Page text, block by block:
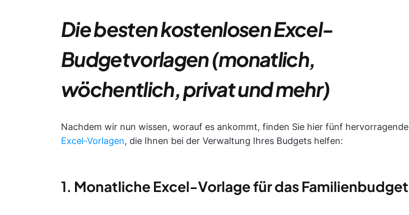
Die bestenkostenlosen Excel-
Budgetvorlagen(monatlich,
wöchentlich, privat und mehr)
Nachdem wir nun wissen, worauf es ankommt, finden Sie hier fünf hervorragende
Excel-Vorlagen, die Ihnen bei der Verwaltung Ihres Budgets helfen:
1. Monatliche Excel-Vorlage für das Familienbudget